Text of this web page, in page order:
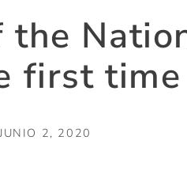
the
first
JUNIO 2, 2020